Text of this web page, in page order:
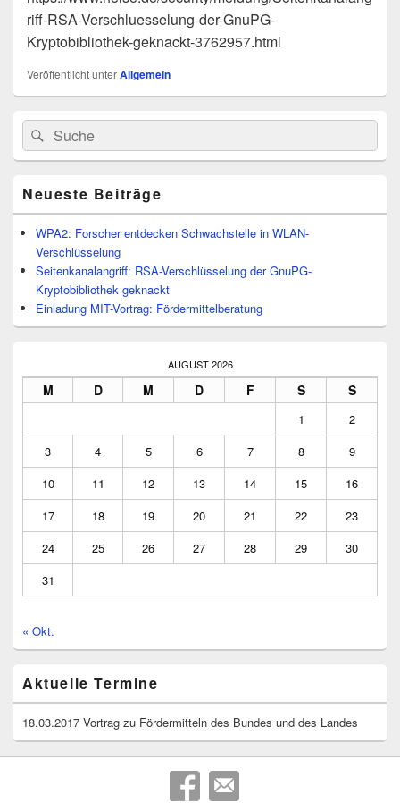
riff-RSA-Verschluesselung-der-GnuPG-
Kryptobibliothek-geknackt-3762957.html
Veröffentlicht unterAllgemein
Primärer
Seitenleisten-
Widgetbereich
Suchen
nach:
Suchen
Neueste Beiträge
WPA2: Forscher entdecken Schwachstelle in WLAN-
Verschlüsselung
Seitenkanalangriff: RSA-Verschlüsselung der GnuPG-
Kryptobibliothek geknackt
Einladung MIT-Vortrag: Fördermittelberatung
AUGUST 2026
M D M D F S S
1
2
3
4 5 6 7 8
9
10
11 12 13 14 15
16
17
18 19 20 21 22
23
24
25 26 27 28 29
30
31
« Okt.
Aktuelle Termine
18.03.2017 Vortrag zu Fördermitteln des Bundes und des Landes